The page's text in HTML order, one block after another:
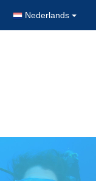
Nederlands